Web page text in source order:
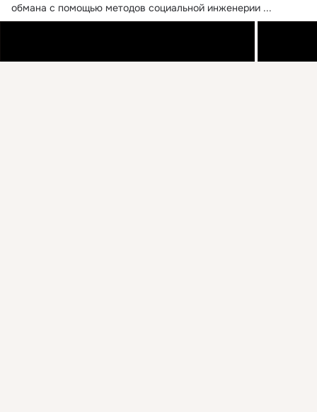
обмана с помощью методов социальной инженерии ...